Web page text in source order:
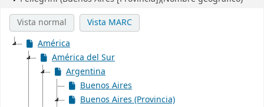
Vista normal
Vista MARC
América
América del Sur
Argentina
Buenos Aires
Buenos Aires (Provincia)